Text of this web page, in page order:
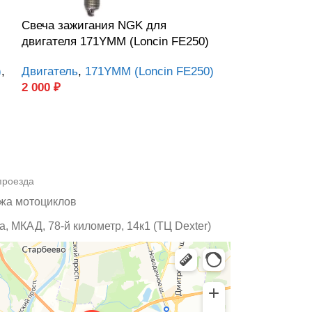
,
Свеча зажигания NGK для
двигателя 171YMM (Loncin FE250)
Двигатель, 171YMM (Loncin FE250)
2 000 ₽
мотоциклов
МКАД, 78-й километр, 14к1 (ТЦ Dexter)